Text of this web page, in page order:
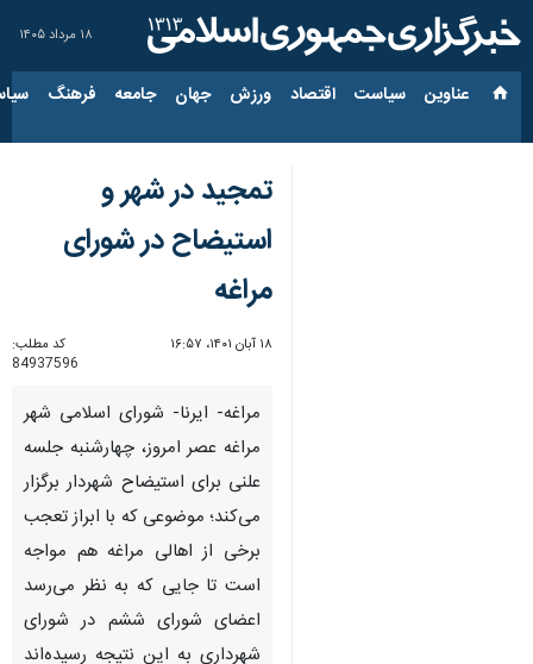
۱۸ مرداد ۱۴۰۵
عناوین‌ سیاست اقتصاد ورزش جهان جامعه فرهنگ
تمجید در شهر و
استیضاح در شورای
مراغه
۱۸ آبان ۱۴۰۱، ۱۶:۵۷
کد مطلب:
84937596
مراغه- ایرنا- شورای اسلامی شهر
مراغه عصر امروز، چهارشنبه جلسه
علنی برای استیضاح شهردار برگزار
می‌کند؛ موضوعی که با ابراز تعجب
برخی از اهالی مراغه هم مواجه
است تا جایی که به نظر می‌رسد
اعضای شورای ششم در شورای
شهرداری به این نتیجه رسیده‌اند